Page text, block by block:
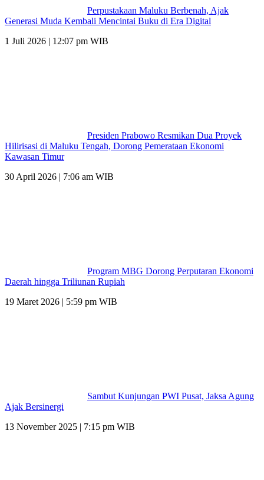
Perpustakaan Maluku Berbenah, Ajak
Generasi Muda Kembali Mencintai Buku di Era Digital
1 Juli 2026 | 12:07 pm WIB
Presiden Prabowo Resmikan Dua Proyek
Hilirisasi di Maluku Tengah, Dorong Pemerataan Ekonomi
Kawasan Timur
30 April 2026 | 7:06 am WIB
Program MBG Dorong Perputaran Ekonomi
Daerah hingga Triliunan Rupiah
19 Maret 2026 | 5:59 pm WIB
Sambut Kunjungan PWI Pusat, Jaksa Agung
Ajak Bersinergi
13 November 2025 | 7:15 pm WIB